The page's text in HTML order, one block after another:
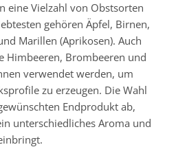
eine Vielzahl von Obstsorten
gehören Äpfel, Birnen,
Marillen (Aprikosen). Auch
Himbeeren, Brombeeren und
verwendet werden, um
zu erzeugen. Die Wahl
Endprodukt ab,
unterschiedliches Aroma und